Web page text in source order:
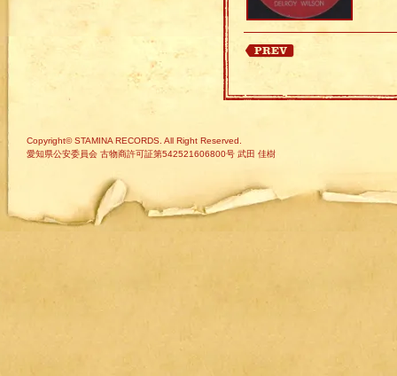
Copyright© STAMINA RECORDS. All Right Reserved.
愛知県公安委員会 古物商許可証第542521606800号 武田 佳樹